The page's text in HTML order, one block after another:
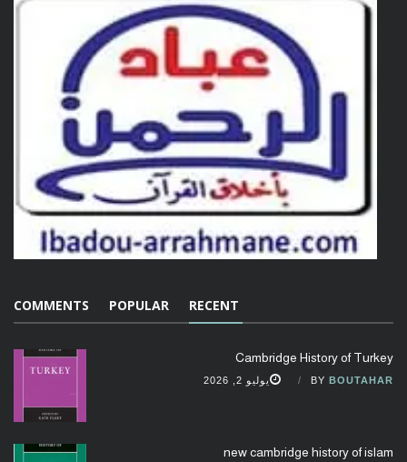
RECENT
POPULAR
COMMENTS
Cambridge History of Turkey
BY BOUTAHAR يوليو 2, 2026
new cambridge history of islam